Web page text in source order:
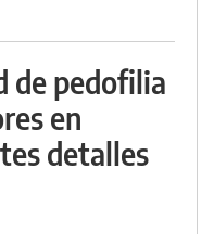
de pedofilia
en
detalles